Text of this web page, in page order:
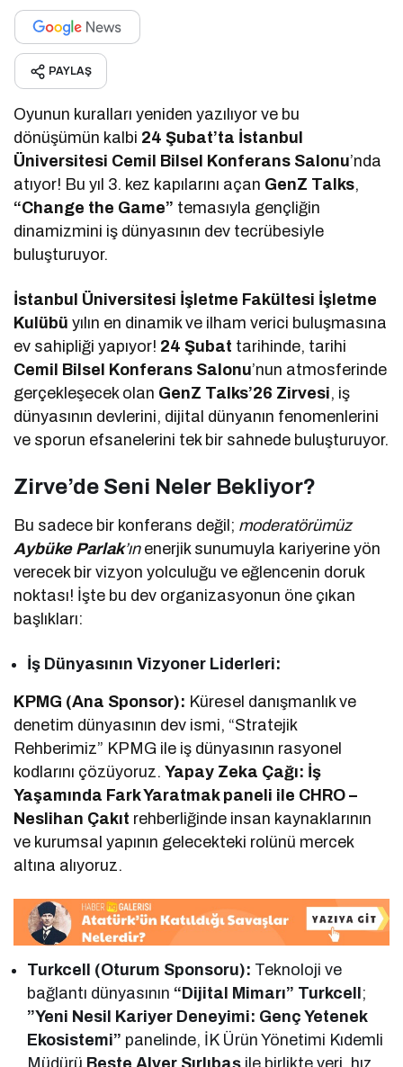
PAYLAŞ
Oyunun kuralları yeniden yazılıyor ve bu
dönüşümün kalbi 24 Şubat’ta İstanbul
Üniversitesi Cemil Bilsel Konferans Salonu’nda
atıyor! Bu yıl 3. kez kapılarını açan GenZ Talks,
“Change the Game” temasıyla gençliğin
dinamizmini iş dünyasının dev tecrübesiyle
buluşturuyor.
İstanbul Üniversitesi İşletme Fakültesi İşletme
Kulübü yılın en dinamik ve ilham verici buluşmasına
ev sahipliği yapıyor! 24 Şubat tarihinde, tarihi
Cemil Bilsel Konferans Salonu’nun atmosferinde
gerçekleşecek olan GenZ Talks’26 Zirvesi, iş
dünyasının devlerini, dijital dünyanın fenomenlerini
ve sporun efsanelerini tek bir sahnede buluşturuyor.
Zirve’de Seni Neler Bekliyor?
Bu sadece bir konferans değil; moderatörümüz
Aybüke Parlak’ınenerjik sunumuyla kariyerine yön
verecek bir vizyon yolculuğu ve eğlencenin doruk
noktası! İşte bu dev organizasyonun öne çıkan
başlıkları:
İş Dünyasının Vizyoner Liderleri:
KPMG (Ana Sponsor): Küresel danışmanlık ve
denetim dünyasının dev ismi, “Stratejik
Rehberimiz” KPMG ile iş dünyasının rasyonel
kodlarını çözüyoruz.Yapay Zeka Çağı: İş
Yaşamında Fark Yaratmak paneli ile CHRO –
Neslihan Çakıt rehberliğinde insan kaynaklarının
ve kurumsal yapının gelecekteki rolünü mercek
altına alıyoruz.
Turkcell (Oturum Sponsoru): Teknoloji ve
bağlantı dünyasının “Dijital Mimarı” Turkcell ;
”Yeni Nesil Kariyer Deneyimi: Genç Yetenek
Ekosistemi” panelinde, İK Ürün Yönetimi Kıdemli